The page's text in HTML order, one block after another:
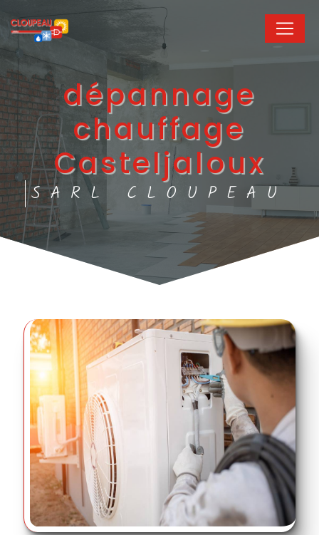
dépannage
chauffage
Casteljaloux
SARL CLOUPEAU
Panneau de gestion des cookies